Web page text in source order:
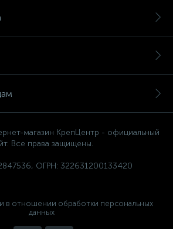
магазин КрепЦентр - официальный
Все права защищены.
ОГРН: 322631200133420
в отношении обработки персональных
данных